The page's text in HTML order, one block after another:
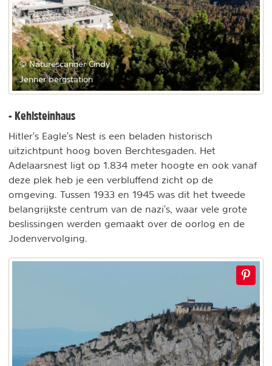
© Naturescanner Cindy
Jenner bergstation
- Kehlsteinhaus
Hitler's Eagle's Nest is een beladen historisch
uitzichtpunt hoog boven Berchtesgaden. Het
Adelaarsnest ligt op 1.834 meter hoogte en ook vanaf
deze plek heb je een verbluffend zicht op de
omgeving. Tussen 1933 en 1945 was dit het tweede
belangrijkste centrum van de nazi's, waar vele grote
beslissingen werden gemaakt over de oorlog en de
Jodenvervolging.